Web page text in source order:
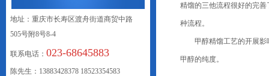
精馏的三他流程很好的完
种流程。
甲醇精馏工艺的开展影响
甲醇的纯度。
地址：重庆市长寿区渡舟街道商贸中路
505号附8号8-4
联系电话： 023-68645883
陈先生：13883428378 18523354583
联系我们